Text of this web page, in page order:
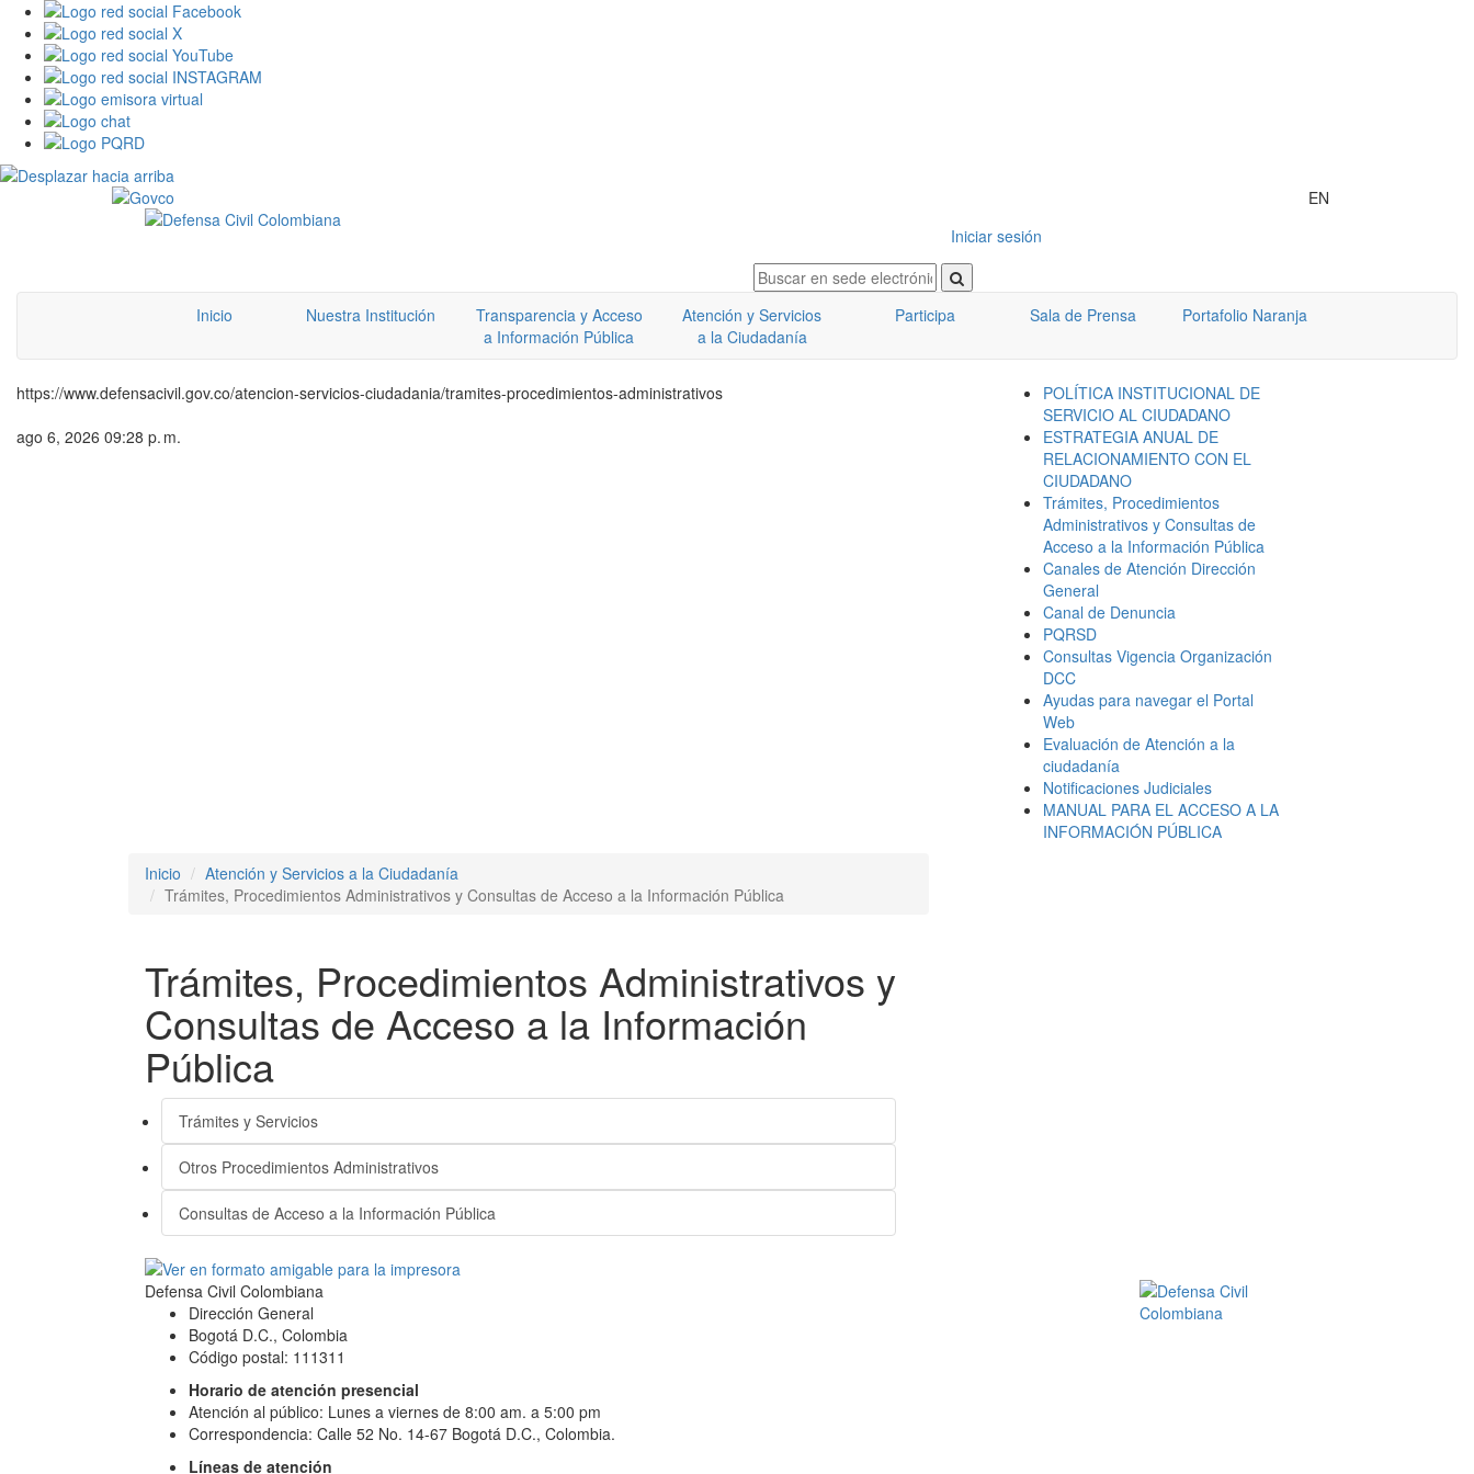
EN
Iniciar sesión
Inicio Nuestra Institución
Transparencia y Acceso
a Información Pública
Atención y Servicios
a la Ciudadanía
Participa Sala de Prensa Portafolio Naranja
https://www.defensacivil.gov.co/atencion-servicios-ciudadania/tramites-procedimientos-administrativos
ago 6, 2026 09:28 p. m.
POLÍTICA INSTITUCIONAL DE
SERVICIO AL CIUDADANO
ESTRATEGIA ANUAL DE
RELACIONAMIENTO CON EL
CIUDADANO
Trámites, Procedimientos
Administrativos y Consultas de
Acceso a la Información Pública
Canales de Atención Dirección
General
Canal de Denuncia
PQRSD
Consultas Vigencia Organización
DCC
Ayudas para navegar el Portal
Web
Evaluación de Atención a la
ciudadanía
Notificaciones Judiciales
MANUAL PARA EL ACCESO A LA
INFORMACIÓN PÚBLICA
Inicio
Atención y Servicios a la Ciudadanía
Trámites, Procedimientos Administrativos y Consultas de Acceso a la Información Pública
Trámites, Procedimientos Administrativos y
Consultas de Acceso a la Información
Pública
Trámites y Servicios
Otros Procedimientos Administrativos
Consultas de Acceso a la Información Pública
Defensa Civil Colombiana
Dirección General
Bogotá D.C., Colombia
Código postal: 111311
Horario de atención presencial
Atención al público: Lunes a viernes de 8:00 am. a 5:00 pm
Correspondencia: Calle 52 No. 14-67 Bogotá D.C., Colombia.
Líneas de atención